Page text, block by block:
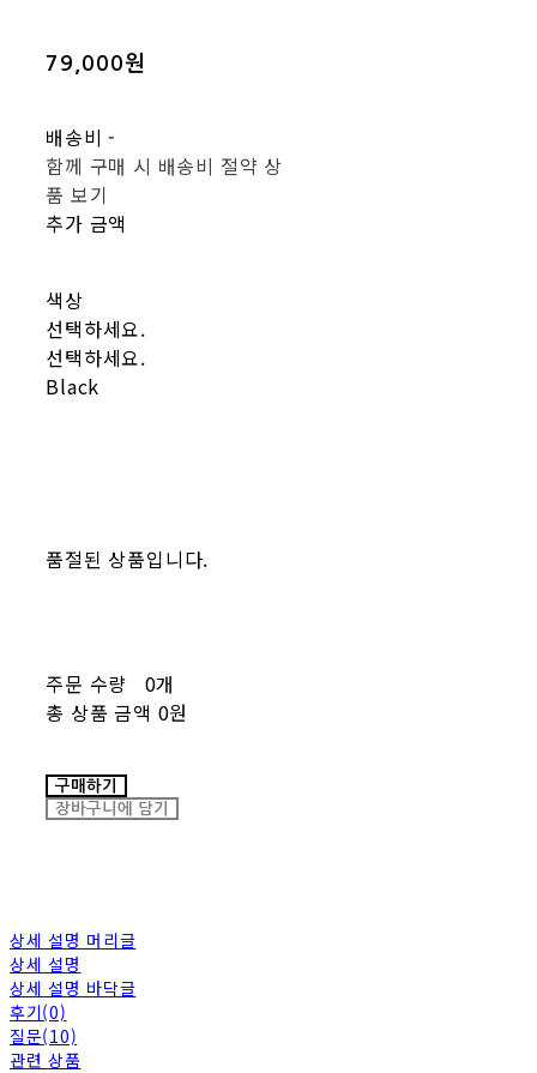
79,000원
배송비-
함께 구매 시 배송비 절약 상
품 보기
추가 금액
색상
선택하세요.
선택하세요.
Black
품절된 상품입니다.
주문 수량
0개
총 상품 금액 0원
구매하기
장바구니에 담기
상세 설명 머리글
상세 설명
상세 설명 바닥글
후기(0)
질문(10)
관련 상품